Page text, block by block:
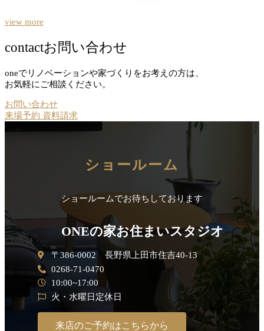
view more
contactお問い合わせ
oneでリノベーションや家づくりをお考えの方は、
お気軽にご相談ください。
お問い合わせ
来場予約 資料請求
ショールーム
ショールームでお待ちしております
ONEの家お住まいスタジオ
〒386-0002 長野県上田市住吉40-13
0268-71-0470
10:00~17:00
火・水曜日定休日
来店のご予約はこちらから